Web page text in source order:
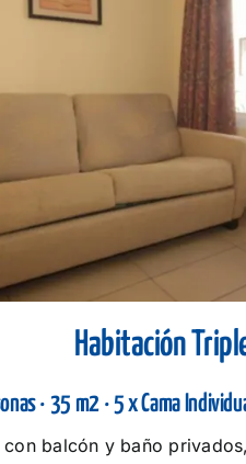
Habitación
· 35 m2 · 5 x Cama
balcón y baño